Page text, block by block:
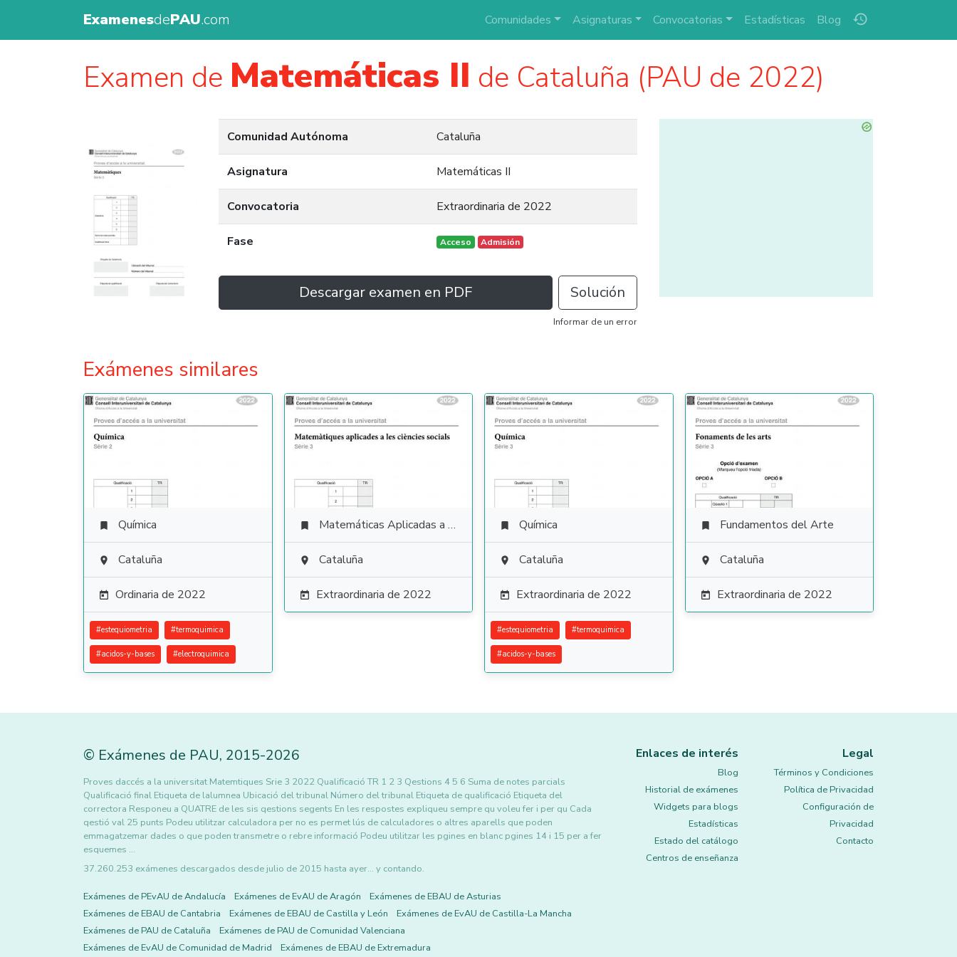
ExamenesdePAU.com history
Comunidades Asignaturas Convocatorias Estadísticas Blog
Examen de Matemáticas II de Cataluña (PAU de 2022)
Comunidad Autónoma Cataluña
Asignatura Matemáticas II
Convocatoria Extraordinaria de 2022
Fase Acceso Admisión
Descargar examen en PDF Solución
Informar de un error
Exámenes similares
 Química
 Cataluña
 Ordinaria de 2022
#estequiometria #termoquimica
#acidos-y-bases #electroquimica
 Matemáticas Aplicadas a las Ciencias Sociales
 Cataluña
 Extraordinaria de 2022
 Química
 Cataluña
 Extraordinaria de 2022
#estequiometria #termoquimica
#acidos-y-bases
 Fundamentos del Arte
 Cataluña
 Extraordinaria de 2022
© Exámenes de PAU, 2015-2026
Proves daccés a la universitat Matemtiques Srie 3 2022 Qualificació TR 1 2 3 Qestions 4 5 6 Suma de notes parcials
Qualificació final Etiqueta de lalumnea Ubicació del tribunal Número del tribunal Etiqueta de qualificació Etiqueta del
correctora Responeu a QUATRE de les sis qestions segents En les respostes expliqueu sempre qu voleu fer i per qu Cada
qestió val 25 punts Podeu utilitzar calculadora per no es permet lús de calculadores o altres aparells que poden
emmagatzemar dades o que poden transmetre o rebre informació Podeu utilitzar les pgines en blanc pgines 14 i 15 per a fer
esquemes …
37.260.253 exámenes descargados desde julio de 2015 hasta ayer... y contando.
Exámenes de PEvAU de Andalucía Exámenes de EvAU de Aragón
Exámenes de EBAU de Asturias
Exámenes de EBAU de Cantabria
Exámenes de EBAU de Castilla y León
Exámenes de EvAU de Castilla-La Mancha
Exámenes de PAU de Cataluña
Exámenes de PAU de Comunidad Valenciana
Exámenes de EvAU de Comunidad de Madrid
Exámenes de EBAU de Extremadura
Enlaces de interés
Blog
Historial de exámenes
Widgets para blogs
Estadísticas
Estado del catálogo
Centros de enseñanza
Legal
Términos y Condiciones
Política de Privacidad
Configuración de
Privacidad
Contacto